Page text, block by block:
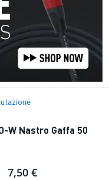
W Nastro Gaffa 50
7,50 €